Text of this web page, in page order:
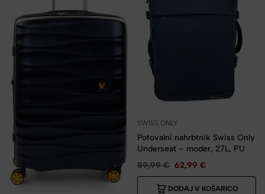
SWISS ONLY
Potovalni nahrbtnik Swiss Only
Underseat – moder, 27L, PU
89,99€ 62,99 €
DODAJ V KOŠARICO